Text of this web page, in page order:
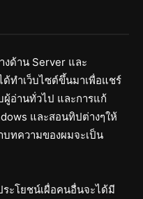
งด้าน Server และ
ทำเว็บไซต์ขึ้นมาเพื่อแชร์
ผู้อ่านทั่วไป และการแก้
และสอนทิปต่างๆให้
บทความของผมจะเป็น
ะโยชน์เผื่อคนอื่นจะได้มี